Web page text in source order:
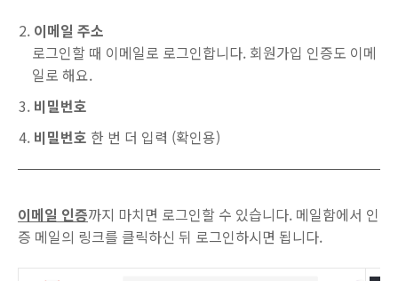
이메일 주소
로그인할 때 이메일로 로그인합니다. 회원가입 인증도 이메
일로 해요.
비밀번호
비밀번호 한 번 더 입력 (확인용)
이메일 인증까지 마치면 로그인할 수 있습니다. 메일함에서 인
증 메일의 링크를 클릭하신 뒤 로그인하시면 됩니다.